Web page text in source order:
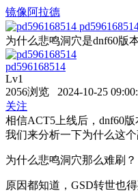
镜像阿拉德
为什么悲鸣洞穴是dnf60版
pd596168514
Lv1
2056浏览 2024-10-25
关注
相信ACT5上线后，dnf60
我们来分析一下为什么这个
为什么悲鸣洞穴那么难刷？
原因都知道，GSD转世也